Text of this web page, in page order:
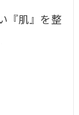
『肌』を整